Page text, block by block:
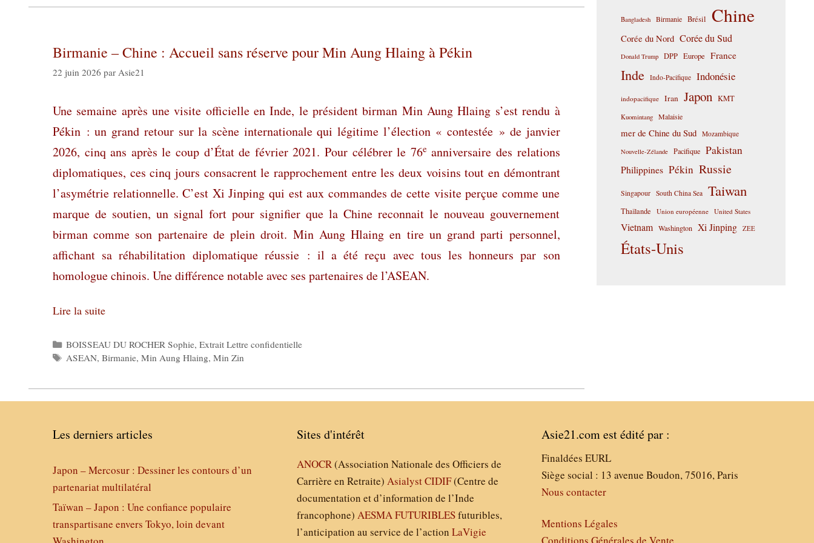
Birmanie – Chine : Accueil sans réserve pour Min Aung Hlaing à Pékin
22 juin 2026 par Asie21
Une semaine après une visite officielle en Inde, le président birman Min Aung Hlaing s’est rendu à
Pékin : un grand retour sur la scène internationale qui légitime l’élection « contestée » de janvier
2026, cinq ans après le coup d’État de février 2021. Pour célébrer le 76eanniversaire des relations
diplomatiques, ces cinq jours consacrent le rapprochement entre les deux voisins tout en démontrant
l’asymétrie relationnelle. C’est Xi Jinping qui est aux commandes de cette visite perçue comme une
marque de soutien, un signal fort pour signifier que la Chine reconnait le nouveau gouvernement
birman comme son partenaire de plein droit. Min Aung Hlaing en tire un grand parti personnel,
affichant sa réhabilitation diplomatique réussie : il a été reçu avec tous les honneurs par son
homologue chinois. Une différence notable avec ses partenaires de l’ASEAN.
Lire la suite
Catégories
BOISSEAU DU ROCHER Sophie,Extrait Lettre confidentielle
Étiquettes
ASEAN,Birmanie,Min Aung Hlaing,Min Zin
Bangladesh Birmanie Brésil Chine
Corée du Nord Corée du Sud
Donald Trump DPP Europe France
Inde Indo-Pacifique Indonésie
indopacifique Iran Japon KMT
Kuomintang Malaisie
mer de Chine du Sud Mozambique
Nouvelle-Zélande Pacifique Pakistan
Philippines Pékin Russie
Singapour South China Sea Taiwan
Thaïlande Union européenne United States
Vietnam Washington Xi Jinping ZEE
États-Unis
Les derniers articles
Japon – Mercosur : Dessiner les contours d’un
partenariat multilatéral
Taïwan – Japon : Une confiance populaire
transpartisane envers Tokyo, loin devant
Sites d'intérêt
ANOCR(Association Nationale des Officiers de
Carrière en Retraite)AsialystCIDIF(Centre de
documentation et d’information de l’Inde
francophone)AESMAFUTURIBLESfuturibles,
l’anticipation au service de l’actionLaVigie
Asie21.com est édité par :
Finaldées EURL
Siège social : 13 avenue Boudon, 75016, Paris
Nous contacter
Mentions Légales